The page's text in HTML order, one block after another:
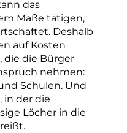
das
Maße tätigen,
Deshalb
auf Kosten
die die Bürger
nehmen:
Schulen. Und
in der die
Löcher in die